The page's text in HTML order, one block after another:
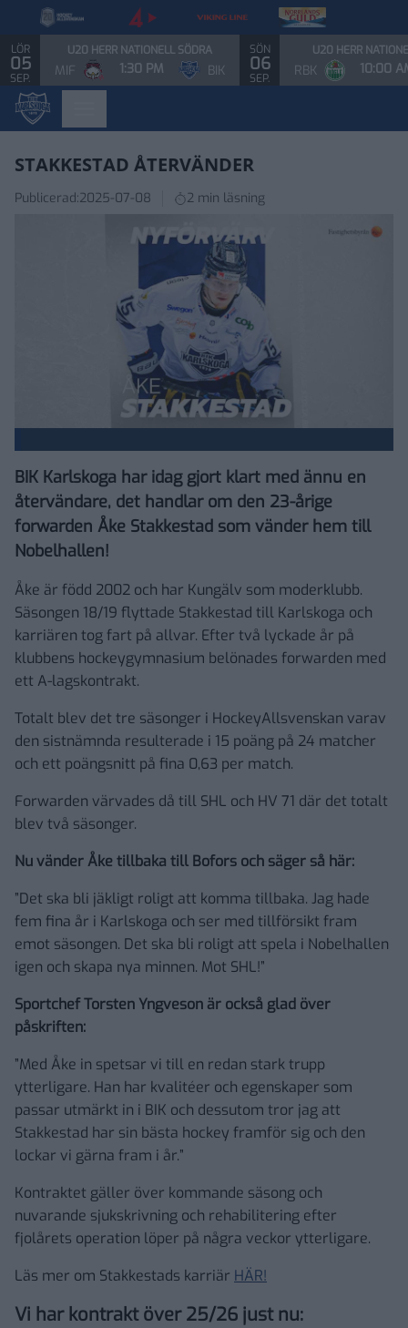
LÖR
05
SEP.
U20 HERR NATIONELL SÖDRA
MIF 1:30 PM BIK
SÖN
06
SEP.
U20 HERR
RBK 10:00
STAKKESTAD ÅTERVÄNDER
Publicerad:2025-07-08 2 min läsning
BIK Karlskoga har idag gjort klart med ännu en
återvändare, det handlar om den 23-årige
forwarden Åke Stakkestad som vänder hem till
Nobelhallen!
Åke är född 2002 och har Kungälv som moderklubb.
Säsongen 18/19 flyttade Stakkestad till Karlskoga och
karriären tog fart på allvar. Efter två lyckade år på
klubbens hockeygymnasium belönades forwarden med
ett A-lagskontrakt.
Totalt blev det tre säsonger i HockeyAllsvenskan varav
den sistnämnda resulterade i 15 poäng på 24 matcher
och ett poängsnitt på fina 0,63 per match.
Forwarden värvades då till SHL och HV 71 där det totalt
blev två säsonger.
Nu vänder Åke tillbaka till Bofors och säger så här:
”Det ska bli jäkligt roligt att komma tillbaka. Jag hade
fem fina år i Karlskoga och ser med tillförsikt fram
emot säsongen. Det ska bli roligt att spela i Nobelhallen
igen och skapa nya minnen. Mot SHL!”
Sportchef Torsten Yngveson är också glad över
påskriften:
”Med Åke in spetsar vi till en redan stark trupp
ytterligare. Han har kvalitéer och egenskaper som
passar utmärkt in i BIK och dessutom tror jag att
Stakkestad har sin bästa hockey framför sig och den
lockar vi gärna fram i år.”
Kontraktet gäller över kommande säsong och
nuvarande sjukskrivning och rehabilitering efter
fjolårets operation löper på några veckor ytterligare.
Läs mer om Stakkestads karriär HÄR!
Vi har kontrakt över 25/26 just nu: